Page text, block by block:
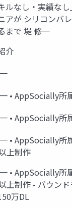
ルなし・実績な
アが シリコンバ
まで 堤 修一
介
• AppSocially所
• AppSocially所
• AppSocially所
上制作
• AppSocially所
上制作 - バウン
万DL